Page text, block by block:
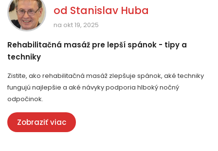
od Stanislav Huba
na okt 19, 2025
Rehabilitačná masáž pre lepší spánok - tipy a
techniky
Zistite, ako rehabilitačná masáž zlepšuje spánok, aké techniky
fungujú najlepšie a aké návyky podporia hlboký nočný
odpočinok.
Zobraziť viac